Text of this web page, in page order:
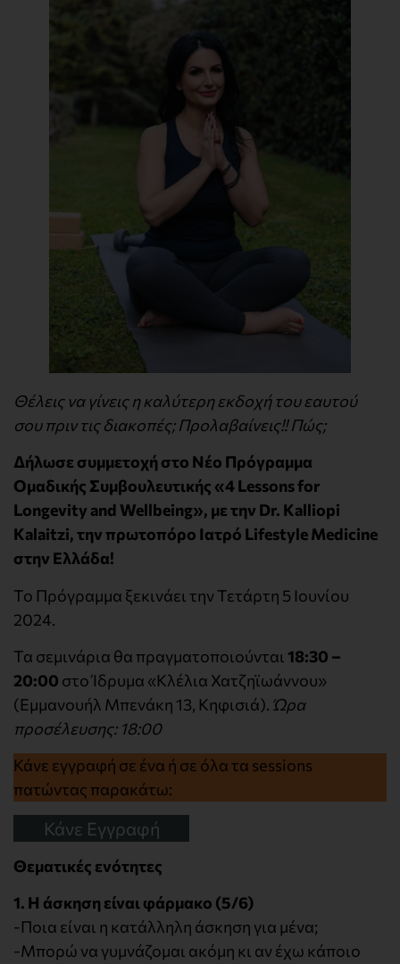
Θέλεις να γίνεις η καλύτερη εκδοχή του εαυτού
σου πριν τις διακοπές; Προλαβαίνεις!! Πώς;
Δήλωσε συμμετοχή στο Νέο Πρόγραμμα
Ομαδικής Συμβουλευτικής «4 Lessons for
Longevity and Wellbeing», με την Dr. Kalliopi
Kalaitzi, την πρωτοπόρο Ιατρό Lifestyle Medicine
στην Ελλάδα!
Το Πρόγραμμα ξεκινάει την Τετάρτη 5 Ιουνίου
2024.
Τα σεμινάρια θα πραγματοποιούνται 18:30 –
20:00 στο Ίδρυμα «Κλέλια Χατζηϊωάννου»
(Εμμανουήλ Μπενάκη 13, Κηφισιά). Ώρα
προσέλευσης: 18:00
Κάνε εγγραφή σε ένα ή σε όλα τα sessions
πατώντας παρακάτω:
Κάνε Εγγραφή
Θεματικές ενότητες
1. Η άσκηση είναι φάρμακο (5/6)
-Ποια είναι η κατάλληλη άσκηση για μένα;
-Μπορώ να γυμνάζομαι ακόμη κι αν έχω κάποιο